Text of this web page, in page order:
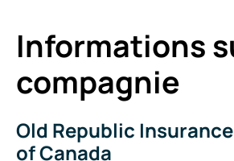
Informations
compagnie
Nom
de
Old Republic
of Canada